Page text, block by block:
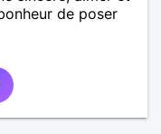
de poser